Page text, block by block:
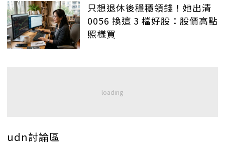
只想退休後穩穩領錢！她出清
0056 換這 3 檔好股：股價高點
照樣買
udn討論區